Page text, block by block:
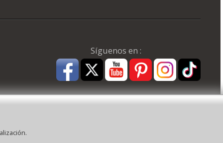
Síguenos en :